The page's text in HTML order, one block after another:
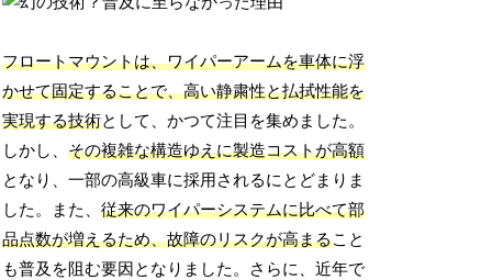
フロートマウントは、ワイパーアームを車体に浮
かせて固定することで、高い静粛性と払拭性能を
実現する技術として、かつて注目を集めました。
しかし、その複雑な構造ゆえに製造コストが高額
となり、一部の高級車に採用されるにとどまりま
した。また、従来のワイパーシステムに比べて部
品点数が増えるため、故障のリスクが高まること
も普及を阻む要因となりました。さらに、近年で